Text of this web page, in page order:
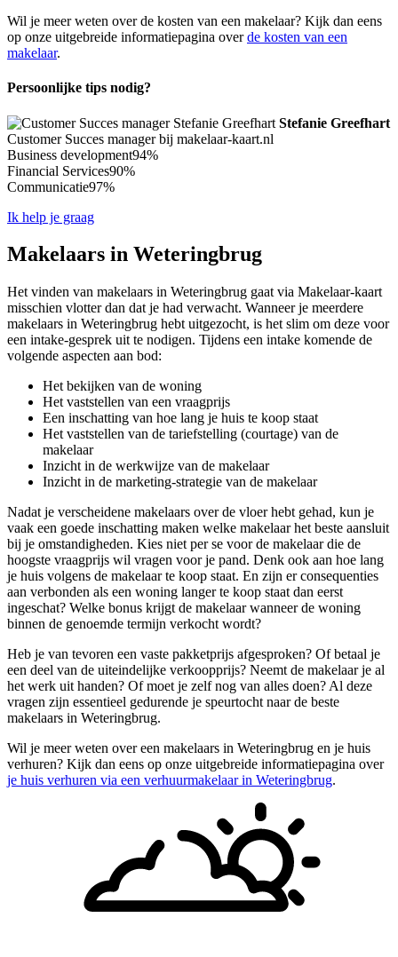
Wil je meer weten over de kosten van een makelaar? Kijk dan eens
op onze uitgebreide informatiepagina overde kosten van een
makelaar.
Persoonlijke tips nodig?
Stefanie Greefhart
Customer Succes manager bij makelaar-kaart.nl
Business development94%
Financial Services90%
Communicatie97%
Ik help je graag
Makelaars in Weteringbrug
Het vinden van makelaars in Weteringbrug gaat via Makelaar-kaart
misschien vlotter dan dat je had verwacht. Wanneer je meerdere
makelaars in Weteringbrug hebt uitgezocht, is het slim om deze voor
een intake-gesprek uit te nodigen. Tijdens een intake komende de
volgende aspecten aan bod:
Het bekijken van de woning
Het vaststellen van een vraagprijs
Een inschatting van hoe lang je huis te koop staat
Het vaststellen van de tariefstelling (courtage) van de
makelaar
Inzicht in de werkwijze van de makelaar
Inzicht in de marketing-strategie van de makelaar
Nadat je verscheidene makelaars over de vloer hebt gehad, kun je
vaak een goede inschatting maken welke makelaar het beste aansluit
bij je omstandigheden. Kies niet per se voor de makelaar die de
hoogste vraagprijs wil vragen voor je pand. Denk ook aan hoe lang
je huis volgens de makelaar te koop staat. En zijn er consequenties
aan verbonden als een woning langer te koop staat dan eerst
ingeschat? Welke bonus krijgt de makelaar wanneer de woning
binnen de genoemde termijn verkocht wordt?
Heb je van tevoren een vaste pakketprijs afgesproken? Of betaal je
een deel van de uiteindelijke verkoopprijs? Neemt de makelaar je al
het werk uit handen? Of moet je zelf nog van alles doen? Al deze
vragen zijn essentieel gedurende je speurtocht naar de beste
makelaars in Weteringbrug.
Wil je meer weten over een makelaars in Weteringbrug en je huis
verhuren? Kijk dan eens op onze uitgebreide informatiepagina over
je huis verhuren via een verhuurmakelaar in Weteringbrug.